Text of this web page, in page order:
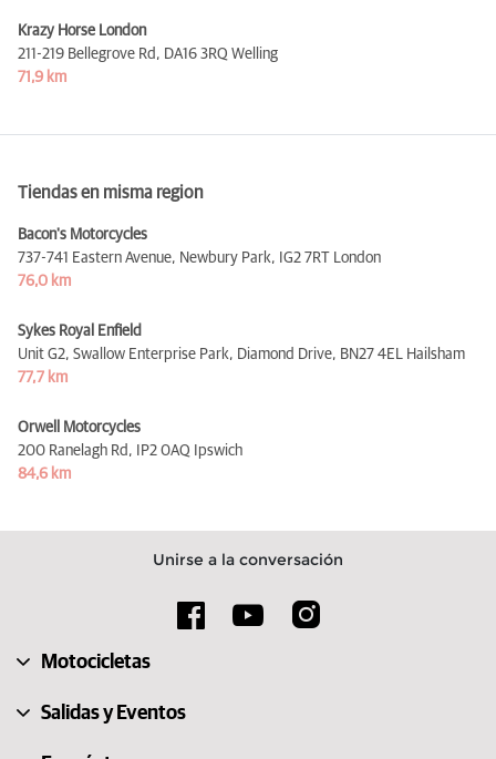
Krazy Horse London
211-219 Bellegrove Rd, DA16 3RQ Welling
71,9 km
Tiendas en misma region
Bacon's Motorcycles
737-741 Eastern Avenue, Newbury Park, IG2 7RT London
76,0 km
Sykes Royal Enfield
Unit G2, Swallow Enterprise Park, Diamond Drive, BN27 4EL Hailsham
77,7 km
Orwell Motorcycles
200 Ranelagh Rd,
IP2 0AQ Ipswich
84,6 km
Unirse a la conversación
Motocicletas
Salidas y Eventos